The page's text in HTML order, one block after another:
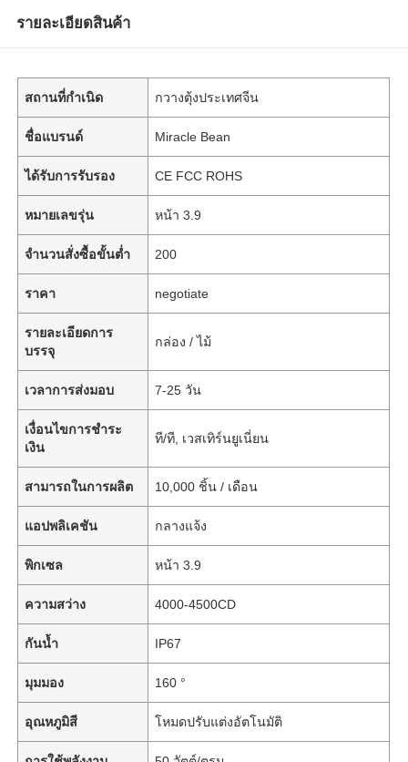
รายละเอียดสินค้า
สถานที่กำเนิด กวางตุ้งประเทศจีน
ชื่อแบรนด์ Miracle Bean
ได้รับการรับรอง CE FCC ROHS
หมายเลขรุ่น หน้า 3.9
จำนวนสั่งซื้อขั้นต่ำ 200
ราคา negotiate
รายละเอียดการ
บรรจุ
กล่อง / ไม้
เวลาการส่งมอบ 7-25 วัน
เงื่อนไขการชำระ
เงิน
ที/ที, เวสเทิร์นยูเนี่ยน
สามารถในการผลิต 10,000 ชิ้น / เดือน
แอปพลิเคชัน กลางแจ้ง
พิกเซล หน้า 3.9
ความสว่าง 4000-4500CD
กันน้ำ IP67
มุมมอง 160 °
อุณหภูมิสี โหมดปรับแต่งอัตโนมัติ